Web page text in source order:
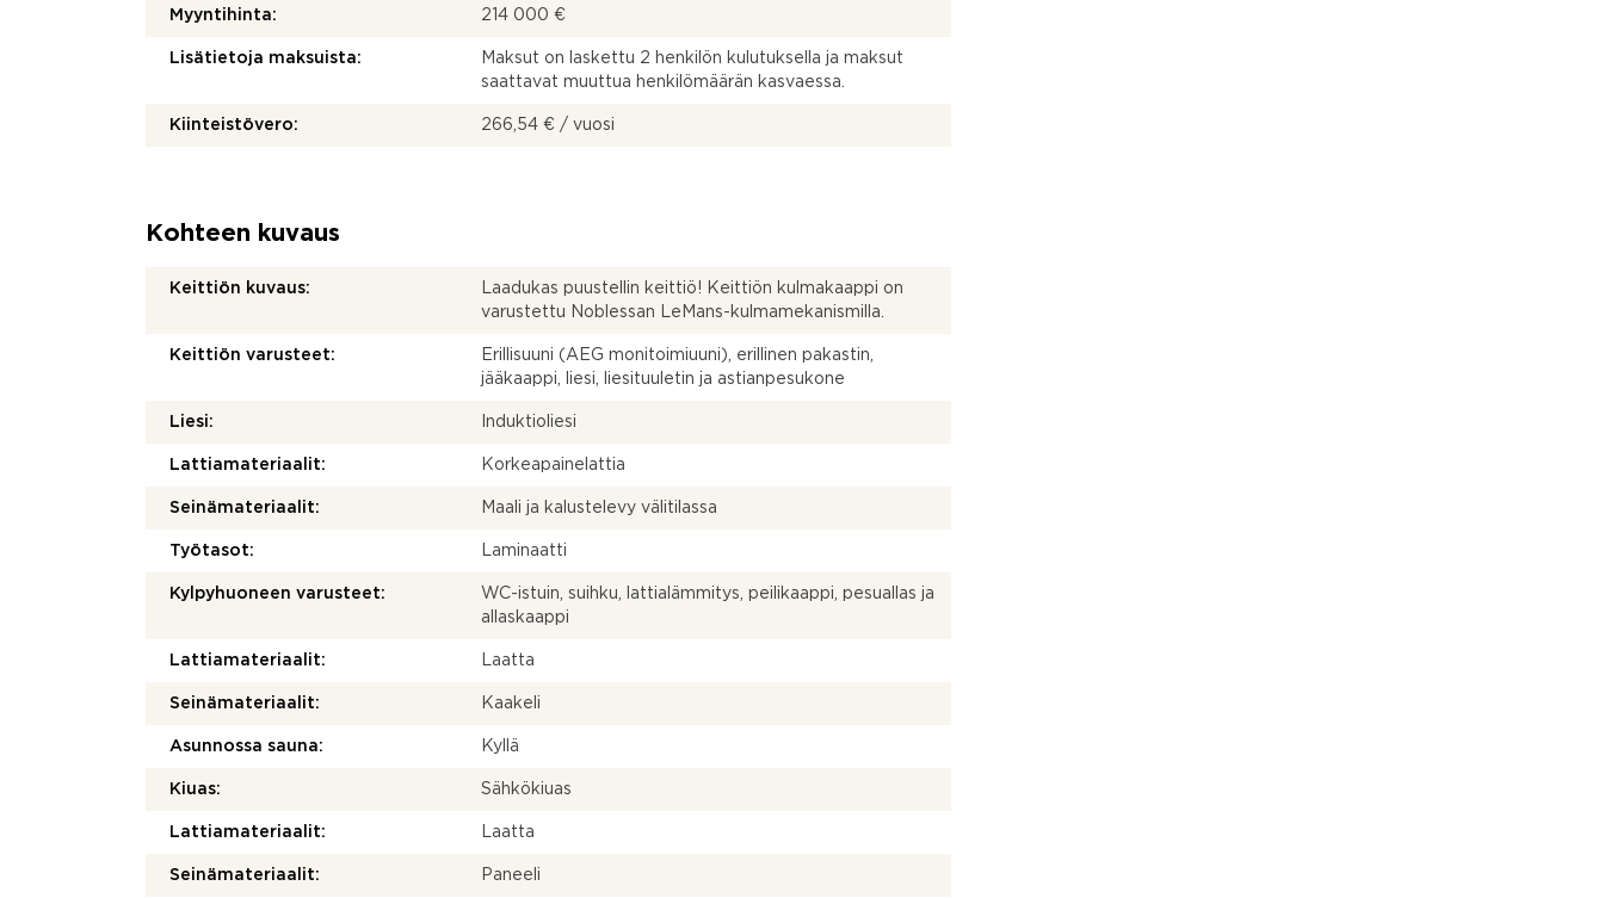
Myyntihinta: 214 000 €
Lisätietoja maksuista:
Maksut on laskettu 2 henkilön kulutuksella ja maksut
saattavat muuttua henkilömäärän kasvaessa.
Kiinteistövero: 266,54 € / vuosi
Kohteen kuvaus
Keittiön kuvaus:
Laadukas puustellin keittiö! Keittiön kulmakaappi on
varustettu Noblessan LeMans-kulmamekanismilla.
Keittiön varusteet:
Erillisuuni (AEG monitoimiuuni), erillinen pakastin,
jääkaappi, liesi, liesituuletin ja astianpesukone
Liesi: Induktioliesi
Lattiamateriaalit: Korkeapainelattia
Seinämateriaalit: Maali ja kalustelevy välitilassa
Työtasot: Laminaatti
Kylpyhuoneen varusteet:
WC-istuin, suihku, lattialämmitys, peilikaappi, pesuallas ja
allaskaappi
Lattiamateriaalit: Laatta
Seinämateriaalit: Kaakeli
Asunnossa sauna: Kyllä
Kiuas: Sähkökiuas
Lattiamateriaalit: Laatta
Seinämateriaalit: Paneeli